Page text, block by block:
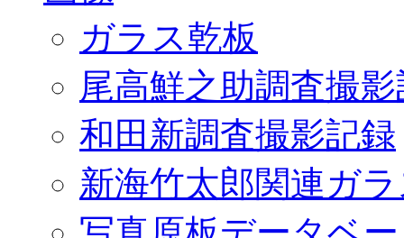
ガラス乾板
尾高鮮之助調査撮
和田新調査撮影記録
新海竹太郎関連ガ